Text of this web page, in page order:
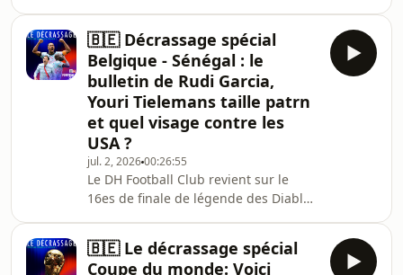
bataille des latéraux, les jeunes qui
poussent et une immersion au
baseball.
🇧🇪 Décrassage spécial
Belgique - Sénégal : le
bulletin de Rudi Garcia,
Youri Tielemans taille patrn
et quel visage contre les
USA ?
jul. 2, 202600:26:55
Le DH Football Club revient sur le
16es de finale de légende des Diables
Hamoir, Vincent Blouard, Frédéric
Bleus et Louis Janssen sont autour de
🇧🇪 Le décrassage spécial
Coupe du monde: Voici